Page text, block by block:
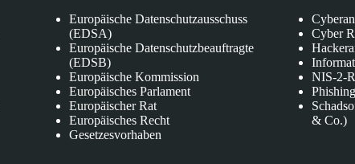
Europäische Datenschutzausschuss
(EDSA)
Europäische Datenschutzbeauftragte
(EDSB)
Europäische Kommission
Europäisches Parlament
Europäischer Rat
Europäisches Recht
Gesetzesvorhaben
Cyber
NIS-2-
Phishing
& Co.)